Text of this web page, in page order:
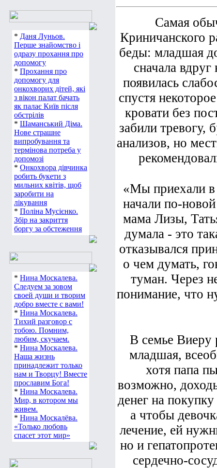
* Даня Луньов.
Перше знайомство і
одразу прохання про
допомогу
* Прохання про
допомогу для
онкохворих дітей, які
з вікон палат бачать
як палає Київ після
обстрілів
* Шаманський Діма.
Нове страшне
випробування та
термінова потреба у
допомозі
* Онкохвора дівчинка
робить букети з
мильних квітів, щоб
заробити на
лікування
* Поліна Мусієнко.
Збір на закриття
боргу за обстеження
* Нина Москалева.
Следуем за зовом
своей души и творим
добро вместе с вами!
* Нина Москалева.
Тихий разговор с
тобою. Помним,
любим, скучаем.
* Нина Москалева.
Наша жизнь
принадлежит только
нам и Творцу! Вместе
прославим Бога!
* Нина Москалева.
Мир, в котором мы
живем.
* Нина Москалёва.
«Только любовь
спасет этот мир»
Самая
Криничанского
беды: младшая
сначала
появилась
спустя
кровати без
забили тревогу,
анализов, но
«Мы приехали в
начали по-
мама Лизы,
думала - это
отказывался
о чем думать,
туман. Через
понимание, что
В семье Виеру
младшая,
хотя папа
возможно,
денег на
а чтобы
лечение, ей
но и
сердечно-